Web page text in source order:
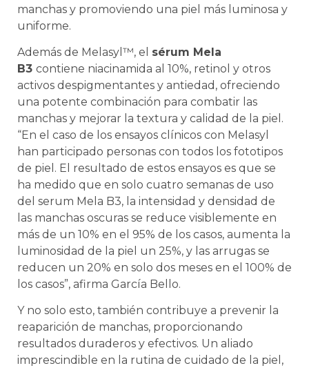
manchas y promoviendo una piel más luminosa y
uniforme.
Además de Melasyl™, el sérum Mela
B3 contiene niacinamida al 10%, retinol y otros
activos despigmentantes y antiedad, ofreciendo
una potente combinación para combatir las
manchas y mejorar la textura y calidad de la piel.
“En el caso de los ensayos clínicos con Melasyl
han participado personas con todos los fototipos
de piel. El resultado de estos ensayos es que se
ha medido que en solo cuatro semanas de uso
del serum Mela B3, la intensidad y densidad de
las manchas oscuras se reduce visiblemente en
más de un 10% en el 95% de los casos, aumenta la
luminosidad de la piel un 25%, y las arrugas se
reducen un 20% en solo dos meses en el 100% de
los casos”, afirma García Bello.
Y no solo esto, también contribuye a prevenir la
reaparición de manchas, proporcionando
resultados duraderos y efectivos. Un aliado
imprescindible en la rutina de cuidado de la piel,